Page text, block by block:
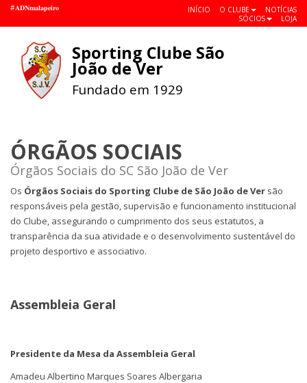
#𝐀𝐃𝐍𝐦𝐚𝐥𝐚𝐩𝐞𝐢𝐫𝐨 INÍCIO O CLUBE
NOTÍCIAS
SÓCIOS
LOJA
Sporting Clube São
João de Ver
Fundado em 1929
ÓRGÃOS SOCIAIS
Órgãos Sociais do SC São João de Ver
Os Órgãos Sociais do Sporting Clube de São João de Ver são
responsáveis pela gestão, supervisão e funcionamento institucional
do Clube, assegurando o cumprimento dos seus estatutos, a
transparência da sua atividade e o desenvolvimento sustentável do
projeto desportivo e associativo.
Assembleia Geral
Presidente da Mesa da Assembleia Geral
Amadeu Albertino Marques Soares Albergaria